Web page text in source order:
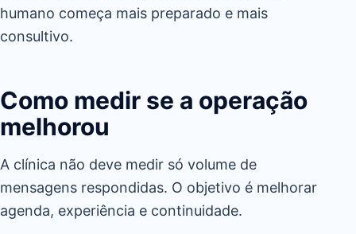
humano começa mais preparado e mais
consultivo.
Como medir se a operação
melhorou
A clínica não deve medir só volume de
mensagens respondidas. O objetivo é melhorar
agenda, experiência e continuidade.